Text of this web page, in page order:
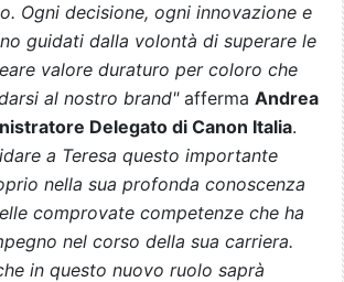
Ogni decisione, ogni innovazione e
guidati dalla volontà di superare le
valore duraturo per coloro che
al nostro brand" afferma Andrea
Delegato di Canon Italia.
a Teresa questo importante
nella sua profonda conoscenza
comprovate competenze che ha
nel corso della sua carriera.
in questo nuovo ruolo saprà